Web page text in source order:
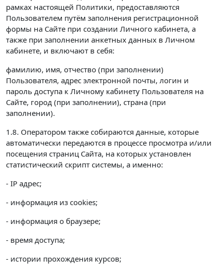
рамках настоящей Политики, предоставляются
Пользователем путём заполнения регистрационной
формы на Сайте при создании Личного кабинета, а
также при заполнении анкетных данных в Личном
кабинете, и включают в себя:
фамилию, имя, отчество (при заполнении)
Пользователя, адрес электронной почты, логин и
пароль доступа к Личному кабинету Пользователя на
Сайте, город (при заполнении), страна (при
заполнении).
1.8. Оператором также собираются данные, которые
автоматически передаются в процессе просмотра и/или
посещения страниц Сайта, на которых установлен
статистический скрипт системы, а именно:
- IP адрес;
- информация из cookies;
- информация о браузере;
- время доступа;
- истории прохождения курсов;